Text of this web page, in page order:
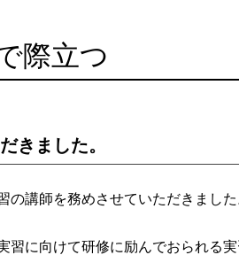
際立つ
きました。
講師を務めさせていただきました
習に向けて研修に励んでおられる